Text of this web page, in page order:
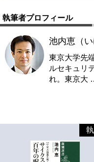
執筆者プロフィール
池内恵（い
東京大学先
ルセキュリ
れ。東京大